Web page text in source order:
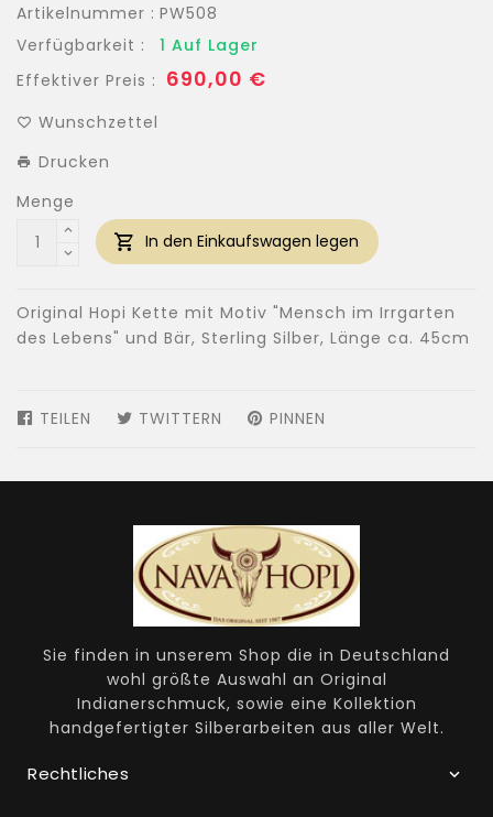
Artikelnummer : PW508
Verfügbarkeit :
1 Auf Lager
Effektiver Preis : Normaler
690,00 €
Wunschzettel
Drucken
Menge
In den Einkaufswagen legen
Original Hopi Kette mit Motiv "Mensch im Irrgarten
des Lebens" und Bär, Sterling Silber, Länge ca. 45cm
TEILEN AUF
TWITTERN AUF
PINNEN
Sie finden in unserem Shop die in Deutschland
wohl größte Auswahl an Original
Indianerschmuck, sowie eine Kollektion
handgefertigter Silberarbeiten aus aller Welt.
Rechtliches